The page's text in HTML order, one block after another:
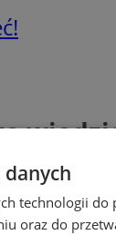
technologii do
oraz do